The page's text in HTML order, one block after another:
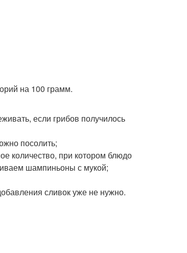
на 100 грамм.
если грибов получилось
посолить;
количество, при котором блюдо
шампиньоны с мукой;
сливок уже не нужно.